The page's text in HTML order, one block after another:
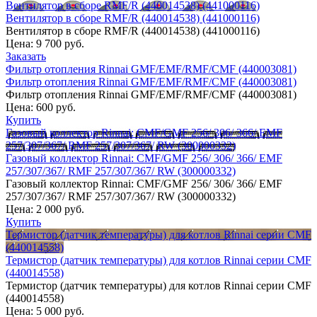
Вентилятор в сборе RMF/R (440014538) (441000116)
Вентилятор в сборе RMF/R (440014538) (441000116)
Вентилятор в сборе RMF/R (440014538) (441000116)
Цена: 9 700 руб.
Заказать
Фильтр отопления Rinnai GMF/EMF/RMF/CMF (440003081)
Фильтр отопления Rinnai GMF/EMF/RMF/CMF (440003081)
Фильтр отопления Rinnai GMF/EMF/RMF/CMF (440003081)
Цена: 600 руб.
Купить
Газовый коллектор Rinnai: CMF/GMF 256/ 306/ 366/ EMF
257/307/367/ RMF 257/307/367/ RW (300000332)
Газовый коллектор Rinnai: CMF/GMF 256/ 306/ 366/ EMF
257/307/367/ RMF 257/307/367/ RW (300000332)
Газовый коллектор Rinnai: CMF/GMF 256/ 306/ 366/ EMF
257/307/367/ RMF 257/307/367/ RW (300000332)
Цена: 2 000 руб.
Купить
Термистор (датчик температуры) для котлов Rinnai серии CMF
(440014558)
Термистор (датчик температуры) для котлов Rinnai серии CMF
(440014558)
Термистор (датчик температуры) для котлов Rinnai серии CMF
(440014558)
Цена: 5 000 руб.